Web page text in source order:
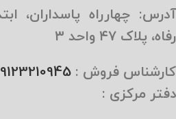
آدرس: چهارراه پاسداران،
رفاه، پلاک ۴۷ واحد ۳
کارشناس فروش :
دفتر مرکزی :